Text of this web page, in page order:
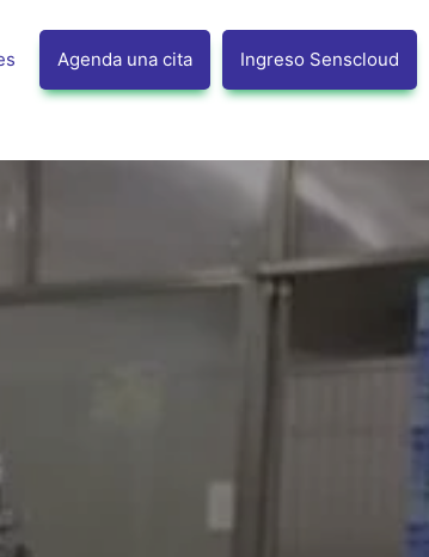
Agenda una cita Ingreso Senscloud